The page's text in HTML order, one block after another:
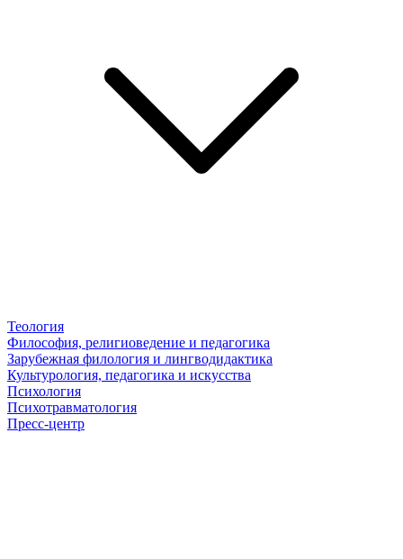
Теология
Философия, религиоведение и педагогика
Зарубежная филология и лингводидактика
Культурология, педагогика и искусства
Психология
Психотравматология
Пресс-центр